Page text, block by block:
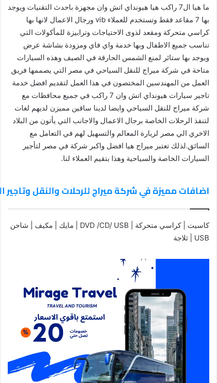
ما هيا ال7 راكب هيا هيونداي اتش وان مجهزة باحدث التقنيات ويوجد
بها 7 مقاعد فقط وتستخدم للعملاء vib ورجال الاعمال لانها بها
كراسي متحركة ومقعد لذوى الاحتياجات وترابيزة للمأكولات التي
تناسب جميع الاطفال وبها خدمة واي فاي ومزودة بشاشة عرض
ويوجد بها ستائر لمنع الشمس الحارقة في الصيف وهذه السيارات
متاحة في شركة ميراج للنقل السياحي في مصر التي يصممها فريق
العمل من المهندسين المختصون في هذا العمل لتقديم افضل خدمة
تاجير سيارات هيونداي اتش وان 7 راكب في جميع محافظات مع
شركة ميراج للنقل السياحي وايضا لدينا ساقين مميزن لديهم لغات
لتنفذ الرحلات الخاصة برجال الاعمال والاجانب التي يأتون من البلاد
الاخري الي مصر لزيارة المعالم والتسهيل لهم في التعامل مع
السائق.لذلك تعتبر ميراج هيا افضل واكبر شركة في مصر لتأجير
السيارات الخاصة والسياحية وهذا بتقيم العملاء لنا.
اضافات مميزة في شركة ميراج للرحلات والنقل وتاجير
كاسيت | كراسي متحركة | DVD /CD/ USB | مايك | مكيف | شاحن
USB | ثلاجة